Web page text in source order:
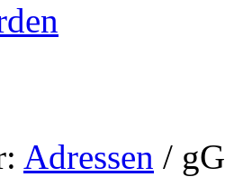
Adressen /